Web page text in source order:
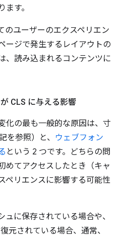
す。
のユーザーのエクスペリエン
ージで発生するレイアウトの
、読み込まれるコンテンツに
CLS に与える影響
化の最も一般的な原因は、寸
を参照）と、 ウェブフォン
という 2 つです。どちらの問
めてアクセスしたとき（キャ
ペリエンスに影響する可能性
に保存されている場合や、
元されている場合、通常、